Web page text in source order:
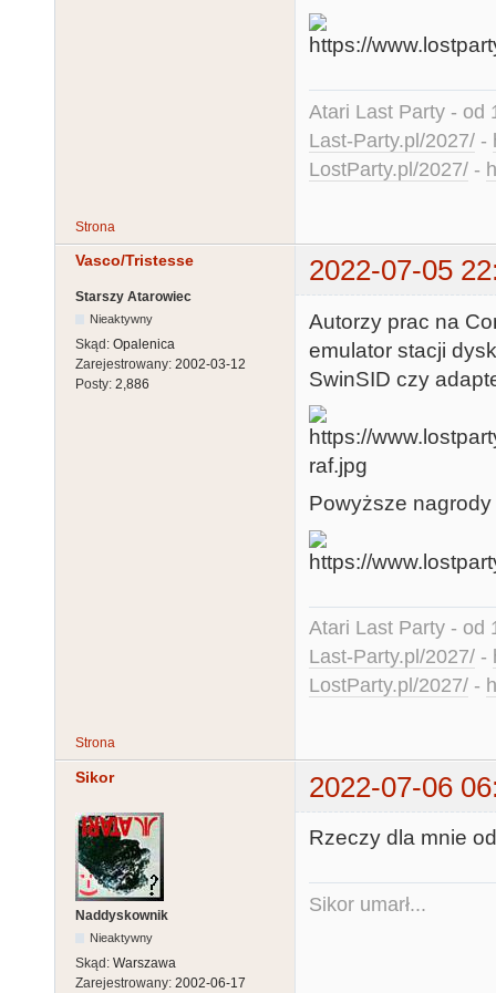
Atari Last Party - od
Last-Party.pl/2027/ -
LostParty.pl/2027/ -
Strona
Vasco/Tristesse 2022-07-05
Starszy Atarowiec
Nieaktywny
Skąd: Opalenica
Zarejestrowany: 2002-03-12
Posty: 2,886
Autorzy prac na
emulator stacji
SwinSID czy
Powyższe
Atari Last Party - od
Last-Party.pl/2027/ -
LostParty.pl/2027/ -
Strona
Sikor 2022-07-06
Naddyskownik
Nieaktywny
Skąd: Warszawa
Zarejestrowany: 2002-06-17
Rzeczy dla mnie
Sikor umarł...